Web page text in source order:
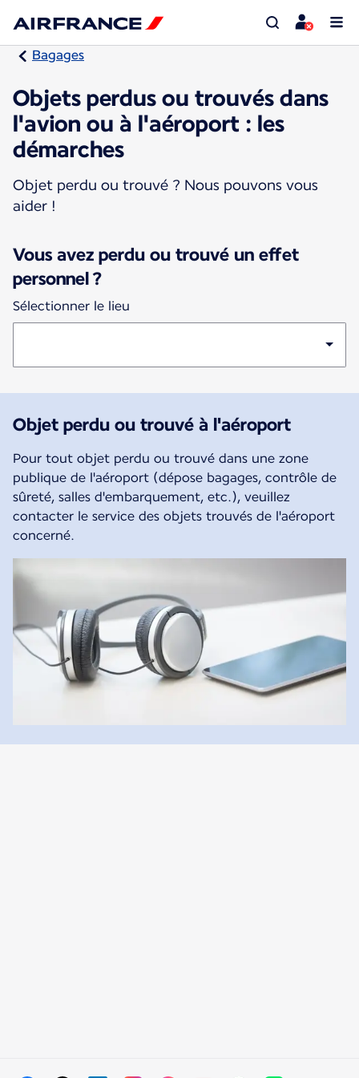
Bagages
Objets perdus ou trouvés dans
l'avion ou à l'aéroport : les
démarches
Objet perdu ou trouvé ? Nous pouvons vous
aider !
Vous avez perdu ou trouvé un effet
personnel ?
Sélectionner le lieu
Objet perdu ou trouvé à l'aéroport
Pour tout objet perdu ou trouvé dans une zone
publique de l'aéroport (dépose bagages, contrôle de
sûreté, salles d'embarquement, etc.), veuillez
contacter le service des objets trouvés de l'aéroport
concerné.